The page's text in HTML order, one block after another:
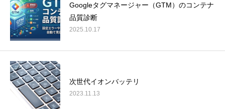
Googleタグマネージャー（GTM）のコンテナ
品質診断
2025.10.17
次世代イオンバッテリ
2023.11.13